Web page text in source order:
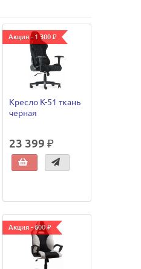
Акция - 1 300 ₽
Кресло К-51 ткань
черная
23 399 ₽
Акция - 600 ₽